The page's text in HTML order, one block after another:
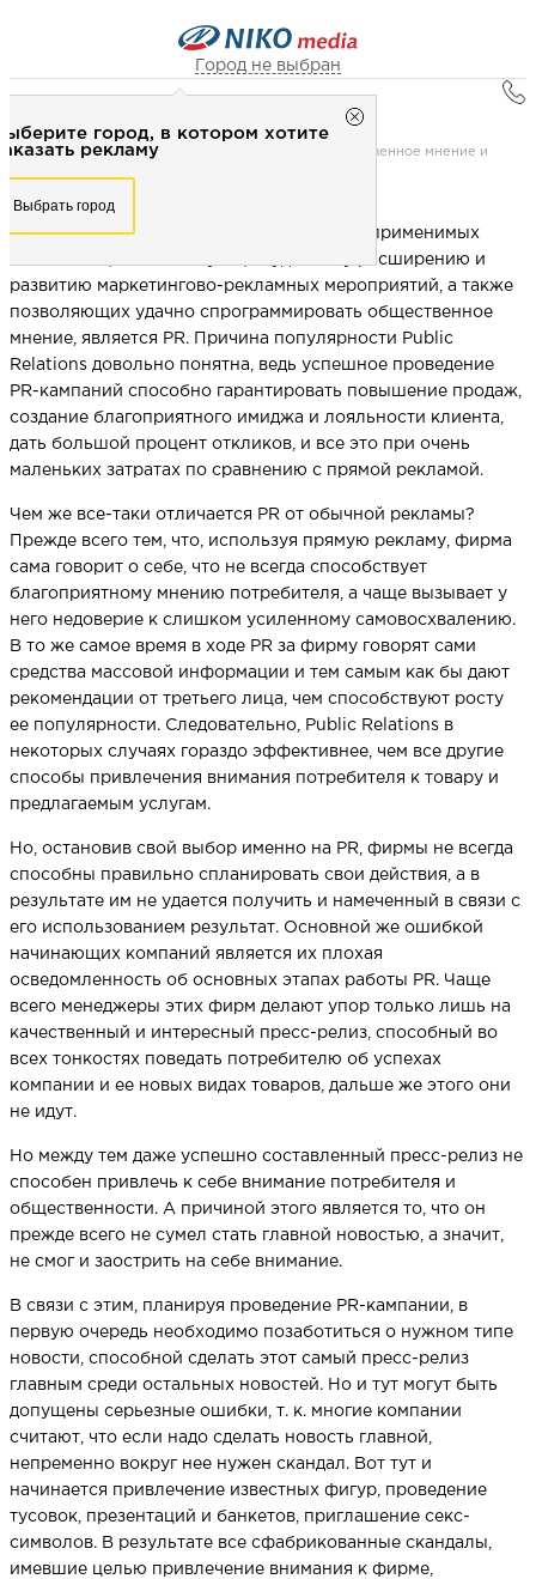
Город не выбран
город, в котором хотите
рекламу
Выбрать город
Город не выбран
Рекламное агентство НИКО-медиа
Перезвоните мне
Выберите свой город
НАПИСАТЬ НАМ
Книги
61. PR (Public Relations) программирует общественное мнение и
На сегодняшний день одной из наиболее применимых
технологий, способствующих удачному расширению и
развитию маркетингово-рекламных мероприятий, а также
позволяющих удачно спрограммировать общественное
мнение, является РR. Причина популярности Public
Relations довольно понятна, ведь успешное проведение
PR-кампаний способно гарантировать повышение продаж,
создание благоприятного имиджа и лояльности клиента,
дать большой процент откликов, и все это при очень
маленьких затратах по сравнению с прямой рекламой.
Чем же все-таки отличается PR от обычной рекламы?
Прежде всего тем, что, используя прямую рекламу, фирма
сама говорит о себе, что не всегда способствует
благоприятному мнению потребителя, а чаще вызывает у
него недоверие к слишком усиленному самовосхвалению.
В то же самое время в ходе PR за фирму говорят сами
средства массовой информации и тем самым как бы дают
рекомендации от третьего лица, чем способствуют росту
ее популярности. Следовательно, Public Relations в
некоторых случаях гораздо эффективнее, чем все другие
способы привлечения внимания потребителя к товару и
предлагаемым услугам.
Но, остановив свой выбор именно на PR, фирмы не всегда
способны правильно спланировать свои действия, а в
результате им не удается получить и намеченный в связи с
его использованием результат. Основной же ошибкой
начинающих компаний является их плохая
осведомленность об основных этапах работы PR. Чаще
всего менеджеры этих фирм делают упор только лишь на
качественный и интересный пресс-релиз, способный во
всех тонкостях поведать потребителю об успехах
компании и ее новых видах товаров, дальше же этого они
не идут.
Но между тем даже успешно составленный пресс-релиз не
способен привлечь к себе внимание потребителя и
общественности. А причиной этого является то, что он
прежде всего не сумел стать главной новостью, а значит,
не смог и заострить на себе внимание.
В связи с этим, планируя проведение PR-кампании, в
первую очередь необходимо позаботиться о нужном типе
новости, способной сделать этот самый пресс-релиз
главным среди остальных новостей. Но и тут могут быть
допущены серьезные ошибки, т. к. многие компании
считают, что если надо сделать новость главной,
непременно вокруг нее нужен скандал. Вот тут и
начинается привлечение известных фигур, проведение
тусовок, презентаций и банкетов, приглашение секс-
символов. В результате все сфабрикованные скандалы,
имевшие целью привлечение внимания к фирме,